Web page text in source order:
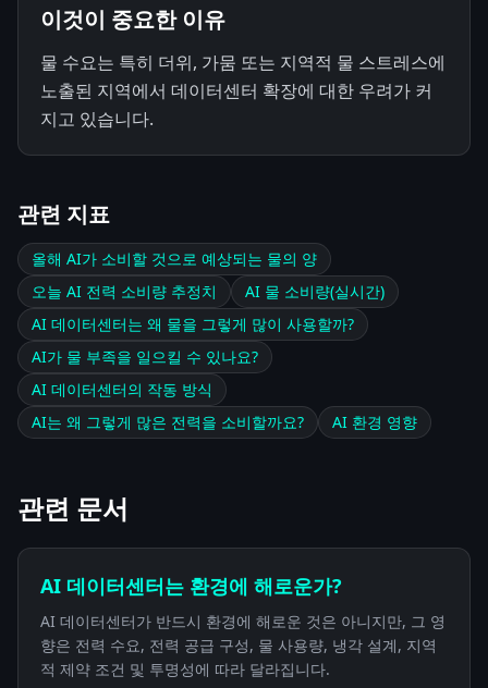
이것이 중요한 이유
물 수요는 특히 더위, 가뭄 또는 지역적 물 스트레스에
노출된 지역에서 데이터센터 확장에 대한 우려가 커
지고 있습니다.
관련 지표
올해 AI가 소비할 것으로 예상되는 물의 양
오늘 AI 전력 소비량 추정치
AI 물 소비량(실시간)
AI 데이터센터는 왜 물을 그렇게 많이 사용할까?
AI가 물 부족을 일으킬 수 있나요?
AI 데이터센터의 작동 방식
AI는 왜 그렇게 많은 전력을 소비할까요?
AI 환경 영향
관련 문서
AI 데이터센터는 환경에 해로운가?
AI 데이터센터가 반드시 환경에 해로운 것은 아니지만, 그 영
향은 전력 수요, 전력 공급 구성, 물 사용량, 냉각 설계, 지역
적 제약 조건 및 투명성에 따라 달라집니다.